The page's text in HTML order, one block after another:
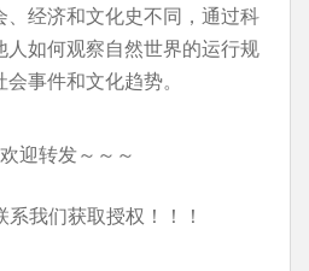
、经济和文化史不同，通过科
人如何观察自然世界的运行规
事件和文化趋势。
迎转发～～～
系我们获取授权！！！